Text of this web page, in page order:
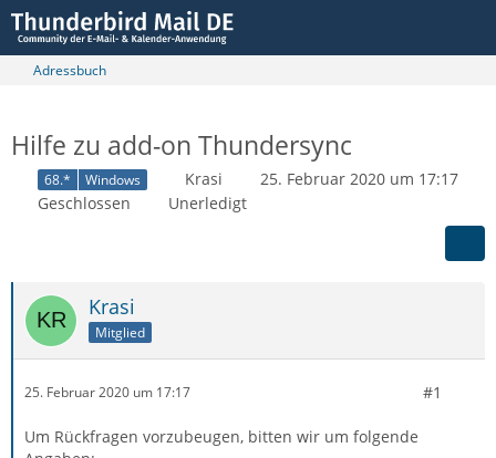
Adressbuch
Hilfe zu add-on Thundersync
68.* Windows Krasi
25. Februar 2020 um 17:17
Geschlossen
Unerledigt
Krasi
Mitglied
25. Februar 2020 um 17:17 #1
Um Rückfragen vorzubeugen, bitten wir um folgende